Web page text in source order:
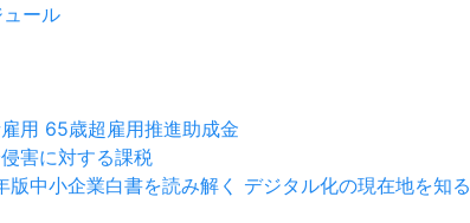
ール
用 65歳超雇用推進助成金
害に対する課税
中小企業白書を読み解く デジタル化の現在地を知る